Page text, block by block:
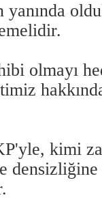
olmayı
kimi